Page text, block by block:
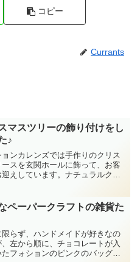
コピー
Currants
マスツリーの飾り付けをし
♪
ンカレンズでは手作りのクリス
ースを玄関ホールに飾って、お客
えしています。ナチュラルクラ
た。木の実を主にタイのカレン族
ビーズとサンキライ...
ペーパークラフトの雑貨た
限らず、ハンドメイドが好きなの
左から順に、チョコレートが入
たフォションのピンクのバッグ、